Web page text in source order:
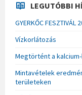
LEGUTÓBBI
GYERKŐC FESZTIVÁL
Vízkorlátozás
Megtörtént a
Mintavételek
területeken